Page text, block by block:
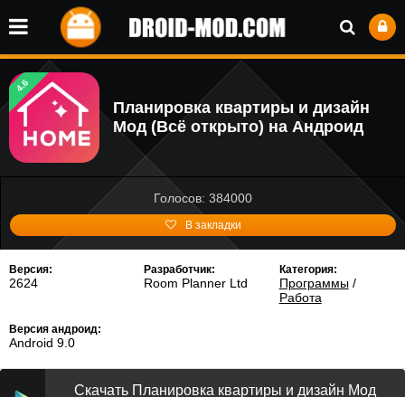
4.6
Планировка квартиры и дизайн
Мод (Всё открыто) на Андроид
Голосов: 384000
В закладки
Версия:
2624
Разработчик:
Room Planner Ltd
Категория:
Программы/
Работа
Версия андроид:
Android 9.0
Скачать Планировка квартиры и дизайн Мод